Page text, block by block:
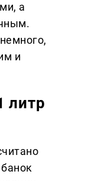
а
и
литр